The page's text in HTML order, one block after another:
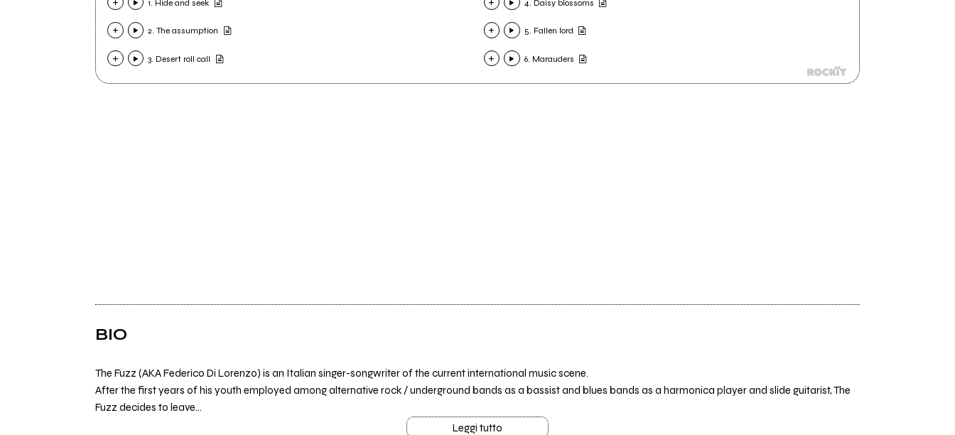
1. Hide and seek
2. The assumption
3. Desert roll call
4. Daisy blossoms
5. Fallen lord
6. Marauders
BIO
The Fuzz (AKA Federico Di Lorenzo) is an Italian singer-songwriter of the current international music scene.
After the first years of his youth employed among alternative rock / underground bands as a bassist and blues bands as a harmonica player and slide guitarist, The
Fuzz decides to leave...
Leggi tutto